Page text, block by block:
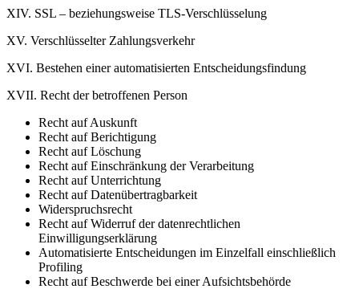
XIV. SSL – beziehungsweise TLS-Verschlüsselung
XV. Verschlüsselter Zahlungsverkehr
XVI. Bestehen einer automatisierten Entscheidungsfindung
XVII. Recht der betroffenen Person
Recht auf Auskunft
Recht auf Berichtigung
Recht auf Löschung
Recht auf Einschränkung der Verarbeitung
Recht auf Unterrichtung
Recht auf Datenübertragbarkeit
Widerspruchsrecht
Recht auf Widerruf der datenrechtlichen
Einwilligungserklärung
Automatisierte Entscheidungen im Einzelfall einschließlich
Profiling
Recht auf Beschwerde bei einer Aufsichtsbehörde